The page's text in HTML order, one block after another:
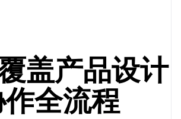
盖产品设计
全流程